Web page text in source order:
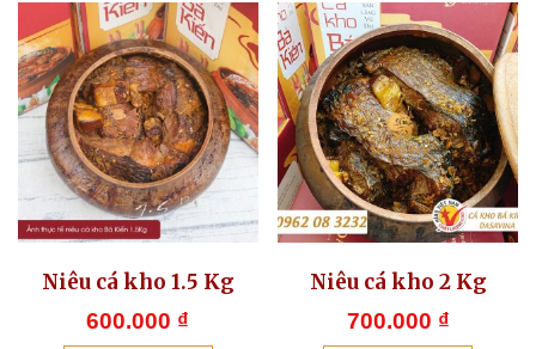
Niêu cá kho 1.5 Kg
600.000 ₫
Niêu cá kho 2 Kg
700.000 ₫